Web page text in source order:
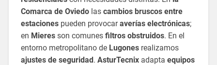
Comarca de Oviedolas cambios bruscos entre
estacionespueden provocaraverías electrónicas;
en Mieresson comunes filtros obstruidos. En el
entorno metropolitano de Lugonesrealizamos
ajustes de seguridad. AsturTecnixadapta equipos